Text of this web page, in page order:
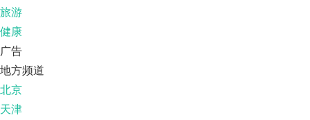
旅游
健康
广告
地方频道
北京
天津